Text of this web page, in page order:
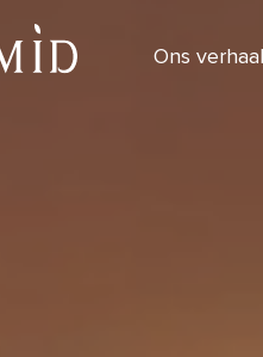
Ons verhaal